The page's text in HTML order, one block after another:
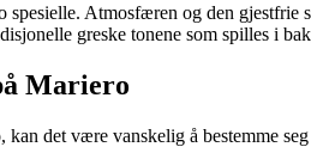
Atmosfæren og den
greske tonene som spilles i
Mariero
det være vanskelig å bestemme